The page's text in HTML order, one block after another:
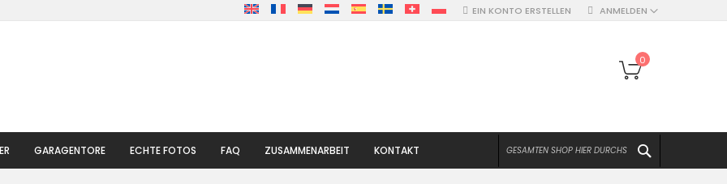
ANMELDEN
EIN KONTO ERSTELLEN
Mein
0
GARAGENTORE ECHTE FOTOS FAQ ZUSAMMENARBEIT KONTAKT